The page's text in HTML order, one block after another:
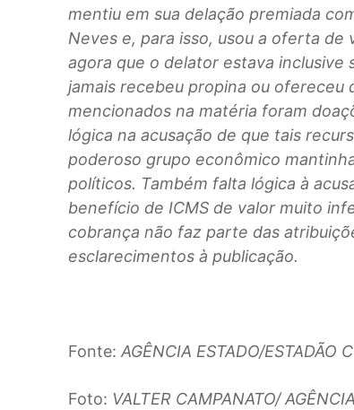
mentiu em sua delação premiada
Neves e, para isso, usou a oferta
agora que o delator estava
jamais recebeu propina ou ofereceu
mencionados na matéria foram
lógica na acusação de que tais
poderoso grupo econômico
políticos. Também falta lógica à
benefício de ICMS de valor muito
cobrança não faz parte das
esclarecimentos à publicação.
Fonte: AGÊNCIA ESTADO/ESTADÃO
Foto: VALTER CAMPANATO/